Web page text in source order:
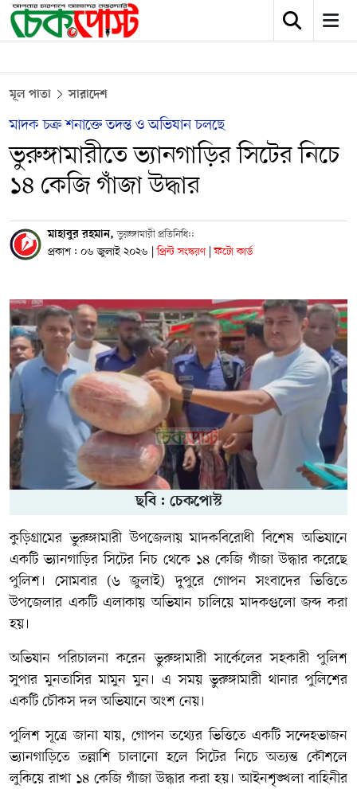
মূল পাতা সারাদেশ
মাদক চক্র শনাক্তে তদন্ত ও অভিযান চলছে
ভুরুঙ্গামারীতে ভ্যানগাড়ির সিটের নিচে
১৪ কেজি গাঁজা উদ্ধার
মাহাবুর রহমান,ভুরুঙ্গামারী প্রতিনিধি::
প্রকাশ : ০৬ জুলাই ২০২৬ | প্রিন্ট সংস্করণ | ফটো কার্ড
ছবি : চেকপোস্ট
কুড়িগ্রামের ভুরুঙ্গামারী উপজেলায় মাদকবিরোধী বিশেষ অভিযানে
একটি ভ্যানগাড়ির সিটের নিচ থেকে ১৪ কেজি গাঁজা উদ্ধার করেছে
পুলিশ। সোমবার (৬ জুলাই) দুপুরে গোপন সংবাদের ভিত্তিতে
উপজেলার একটি এলাকায় অভিযান চালিয়ে মাদকগুলো জব্দ করা
হয়।
অভিযান পরিচালনা করেন ভুরুঙ্গামারী সার্কেলের সহকারী পুলিশ
সুপার মুনতাসির মামুন মুন। এ সময় ভুরুঙ্গামারী থানার পুলিশের
একটি চৌকস দল অভিযানে অংশ নেয়।
পুলিশ সূত্রে জানা যায়, গোপন তথ্যের ভিত্তিতে একটি সন্দেহভাজন
ভ্যানগাড়িতে তল্লাশি চালানো হলে সিটের নিচে অত্যন্ত কৌশলে
লুকিয়ে রাখা ১৪ কেজি গাঁজা উদ্ধার করা হয়। আইনশৃঙ্খলা বাহিনীর